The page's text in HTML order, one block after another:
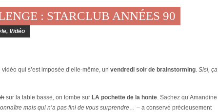
: STARCLUB ANNÉES 90
, Vidéo
qui s’est imposée d’elle-même, un vendredi soir de brainstorming. Sisi, ça
sur la table basse, on tombe sur LA pochette de la honte. Sachez qu’Amandine
mais qui n’a pas fini de vous surprendre… – a conservé précieusement